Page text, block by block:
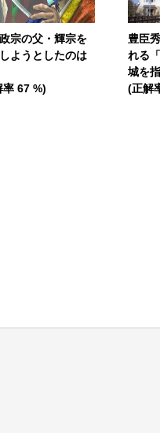
宗の父・輝宗を
ようとしたのは
率 67 %)
豊臣
れる
城を
(正解